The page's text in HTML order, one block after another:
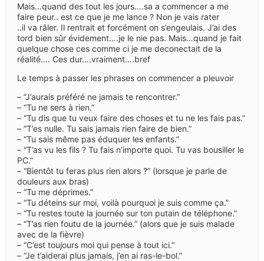
Mais…quand des tout les jours….sa a commencer a me
faire peur.. est ce que je me lance ? Non je vais rater
..il va râler. Il rentrait et forcément on s’engeulais. J’ai des
tord bien sûr évidement….je le nie pas. Mais…quand je fait
quelque chose ces comme ci je me deconectait de la
réalité…. Ces dur….vraiment….bref
Le temps à passer les phrases on commencer a pleuvoir
– “J’aurais préféré ne jamais te rencontrer.”
– “Tu ne sers à rien.”
– “Tu dis que tu veux faire des choses et tu ne les fais pas.”
– “T’es nulle. Tu sais jamais rien faire de bien.”
– “Tu sais même pas éduquer les enfants.”
– “T’as vu les fils ? Tu fais n’importe quoi. Tu vas bousiller le
PC.”
– “Bientôt tu feras plus rien alors ?” (lorsque je parle de
douleurs aux bras)
– “Tu me déprimes.”
– “Tu déteins sur moi, voilà pourquoi je suis comme ça.”
– “Tu restes toute la journée sur ton putain de téléphone.”
– “T’as rien foutu de la journée.” (alors que je suis malade
avec de la fièvre)
– “C’est toujours moi qui pense à tout ici.”
– “Je t’aiderai plus jamais, j’en ai ras-le-bol.”